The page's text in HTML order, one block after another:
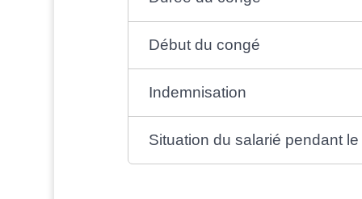
Début du congé
Indemnisation
Situation du salarié pendant